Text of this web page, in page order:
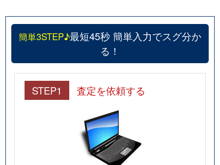
簡単3STEP♪最短45秒 簡単入力でスグ分か
る！
STEP1 査定を依頼する